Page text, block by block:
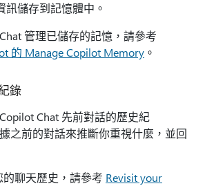
訊儲存到記憶體中。
管理已儲存的記憶，請參考
的 Manage Copilot Memory 。
錄
Chat 先前對話的歷史紀
之前的對話來推斷你重視什麼，並回
聊天歷史，請參考 Revisit your